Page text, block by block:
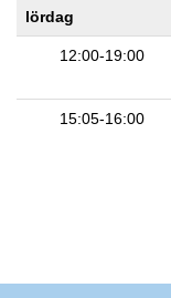
lördag
12:00-19:00
15:05-16:00